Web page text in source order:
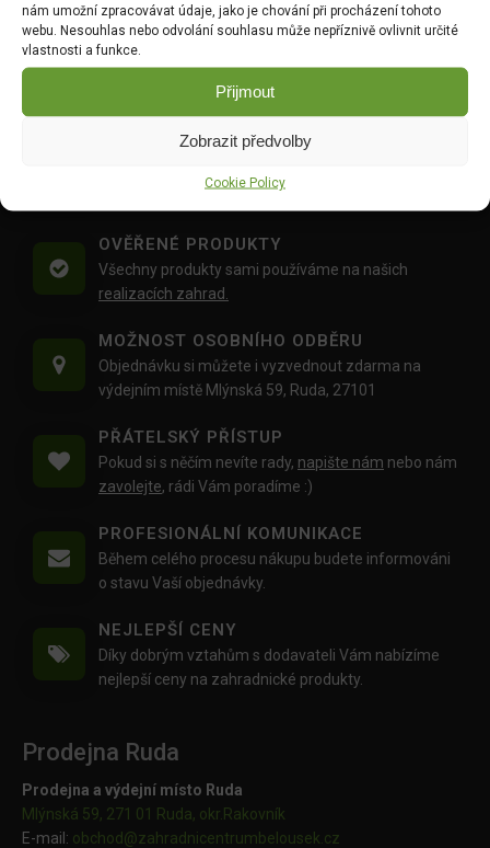
nám umožní zpracovávat údaje, jako je chování při procházení tohoto
webu. Nesouhlas nebo odvolání souhlasu může nepříznivě ovlivnit určité
vlastnosti a funkce.
Přijmout
Zobrazit předvolby
Cookie Policy
DO KOŠÍKU
29.00Kč
DO KOŠÍKU
DOPRAVA ZDARMA OD 1500 KČ
Doprava objednávek od 1500 Kč,
OVĚŘENÉ PRODUKTY
Všechny produkty sami používáme na našich
realizacích zahrad.
MOŽNOST OSOBNÍHO ODBĚRU
Objednávku si můžete i vyzvednout zdarma na
výdejním místě Mlýnská 59, Ruda, 27101
PŘÁTELSKÝ PŘÍSTUP
Pokud si s něčím nevíte rady, napište nám nebo nám
zavolejte, rádi Vám poradíme :)
PROFESIONÁLNÍ KOMUNIKACE
Během celého procesu nákupu budete informováni
o stavu Vaší objednávky.
NEJLEPŠÍ CENY
Díky dobrým vztahům s dodavateli Vám nabízíme
nejlepší ceny na zahradnické produkty.
Prodejna Ruda
Prodejna a výdejní místo Ruda
Mlýnská 59, 271 01 Ruda, okr.Rakovník
E-mail: obchod@zahradnicentrumbelousek.cz